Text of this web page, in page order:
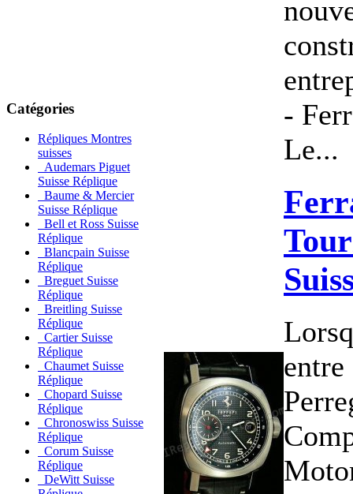
Catégories
Répliques Montres
suisses
Audemars Piguet
Suisse Réplique
Baume & Mercier
Suisse Réplique
Bell et Ross Suisse
Réplique
Blancpain Suisse
Réplique
Breguet Suisse
Réplique
Breitling Suisse
Réplique
Cartier Suisse
Réplique
Chaumet Suisse
Réplique
Chopard Suisse
Réplique
Chronoswiss Suisse
Réplique
Corum Suisse
Réplique
DeWitt Suisse
-
Le...